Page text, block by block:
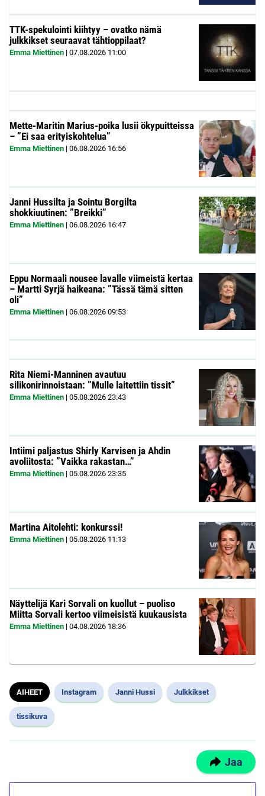
TTK-spekulointi kiihtyy – ovatko nämä
julkkikset seuraavat tähtioppilaat?
Emma Miettinen | 07.08.2026 11:00
Mette-Maritin Marius-poika lusii ökypuitteissa
– ”Ei saa erityiskohtelua”
Emma Miettinen | 06.08.2026 16:56
Janni Hussilta ja Sointu Borgilta
shokkiuutinen: ”Breikki”
Emma Miettinen | 06.08.2026 16:47
Eppu Normaali nousee lavalle viimeistä kertaa
– Martti Syrjä haikeana: ”Tässä tämä sitten
oli”
Emma Miettinen | 06.08.2026 09:53
Rita Niemi-Manninen avautuu
silikonirinnoistaan: ”Mulle laitettiin tissit”
Emma Miettinen | 05.08.2026 23:43
Intiimi paljastus Shirly Karvisen ja Ahdin
avoliitosta: ”Vaikka rakastan…”
Emma Miettinen | 05.08.2026 23:35
Martina Aitolehti: konkurssi!
Emma Miettinen | 05.08.2026 11:13
Näyttelijä Kari Sorvali on kuollut – puoliso
Miitta Sorvali kertoo viimeisistä kuukausista
Emma Miettinen | 04.08.2026 18:36
AIHEET Instagram Janni Hussi Julkkikset
tissikuva
Jaa